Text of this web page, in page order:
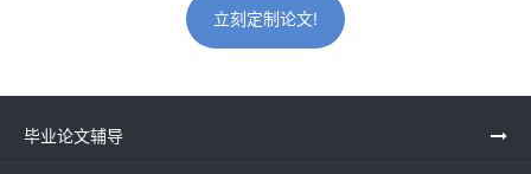
立刻定制论文!
毕业论文辅导